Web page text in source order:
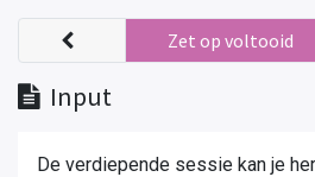
Input
Zet op voltooid
De verdiepende sessie kan je